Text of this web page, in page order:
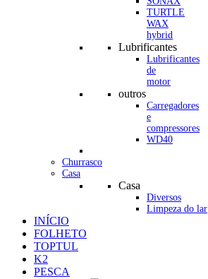
TURTLE
WAX
hybrid
Lubrificantes
Lubrificantes
de
motor
outros
Carregadores
e
compressores
WD40
Churrasco
Casa
Casa
Diversos
Limpeza do lar
INÍCIO
FOLHETO
TOPTUL
K2
PESCA